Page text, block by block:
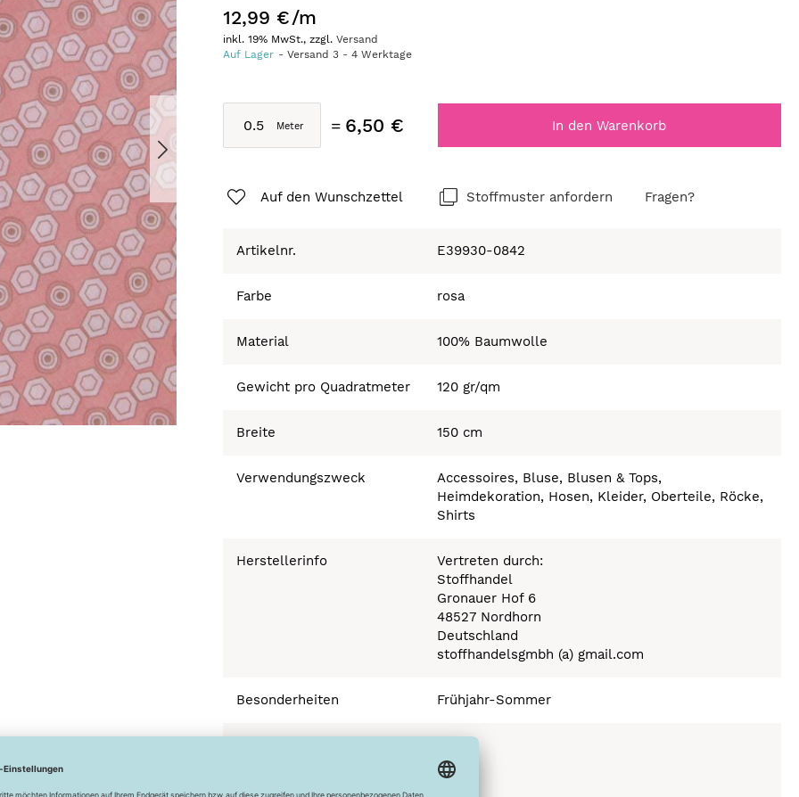
12,99 €/m
inkl. 19% MwSt., zzgl.Versand
Auf Lager
Versand3 -4 Werktage
6,50 € In den Warenkorb
Auf den Wunschzettel Stoffmuster anfordern Fragen?
Artikelnr. E39930-0842
Farbe rosa
Material 100% Baumwolle
Gewicht pro Quadratmeter 120 gr/qm
Breite 150 cm
Verwendungszweck
Accessoires, Bluse, Blusen & Tops,
Heimdekoration, Hosen, Kleider, Oberteile, Röcke,
Shirts
Herstellerinfo
Vertreten durch:
Stoffhandel
Gronauer Hof 6
48527 Nordhorn
Deutschland
stoffhandelsgmbh (a) gmail.com
Besonderheiten Frühjahr-Sommer